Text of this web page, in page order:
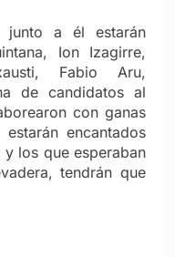
junto a él estarán
Ion Izagirre,
Fabio Aru,
de candidatos al
con ganas
encantados
los que esperaban
tendrán que